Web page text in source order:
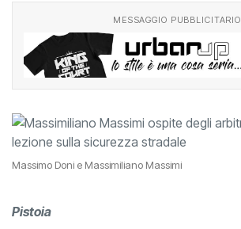
MESSAGGIO PUBBLICITARIO
Massimo Doni e Massimiliano Massimi
Pistoia